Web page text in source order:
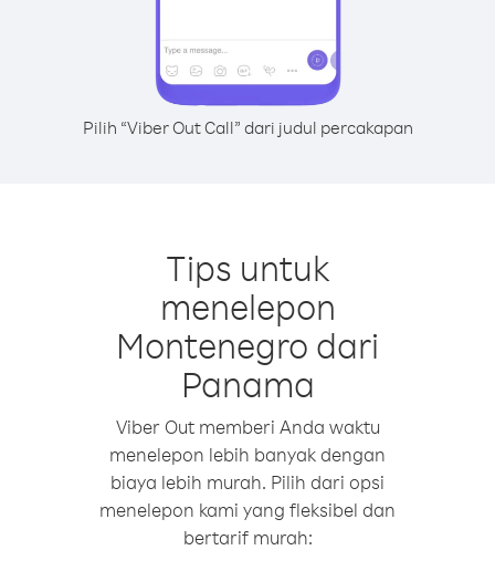
Pilih “Viber Out Call” dari judul percakapan
Tips untuk
menelepon
Montenegro dari
Panama
Viber Out memberi Anda waktu
menelepon lebih banyak dengan
biaya lebih murah. Pilih dari opsi
menelepon kami yang fleksibel dan
bertarif murah: